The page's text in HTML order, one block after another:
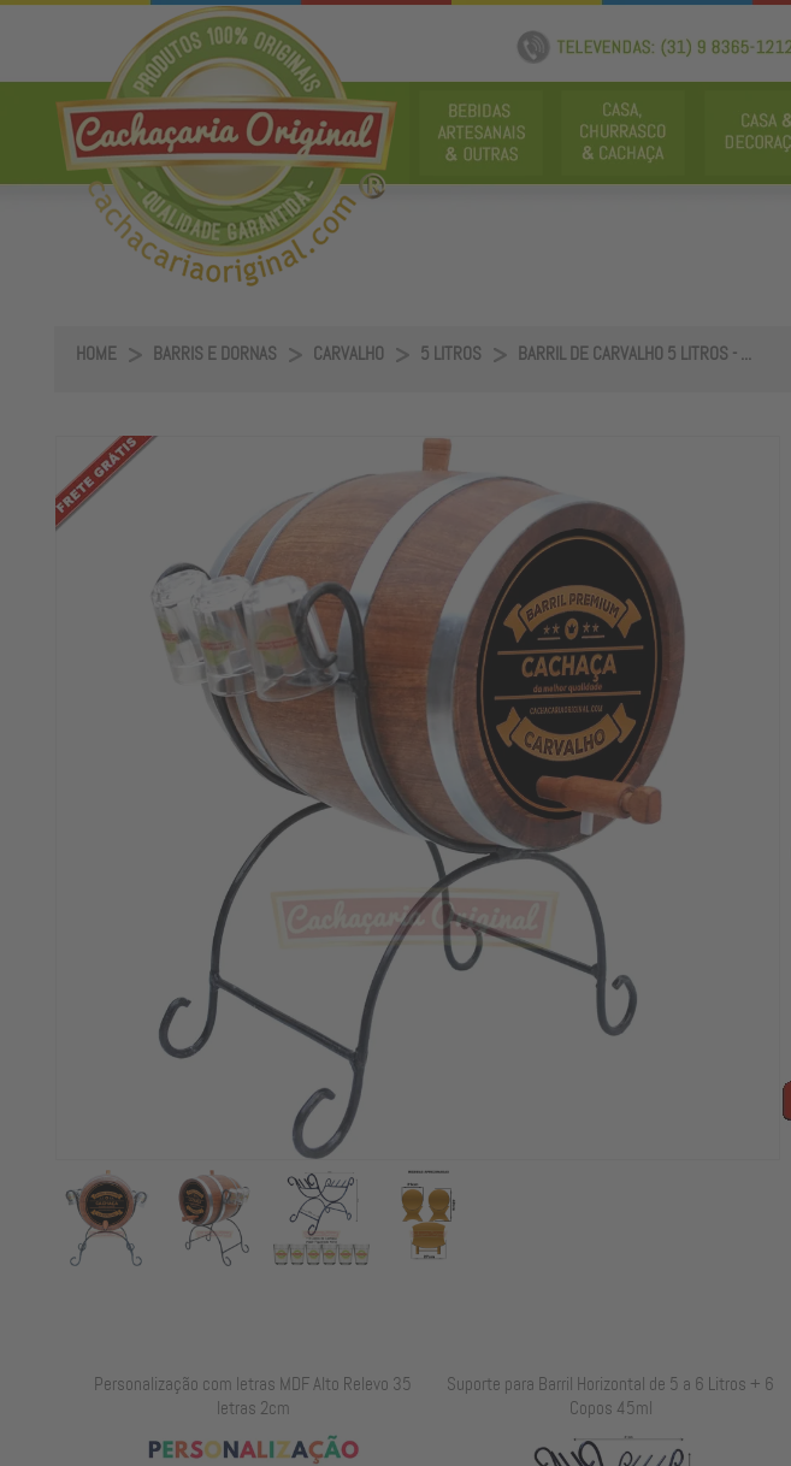
HOME BARRIS E DORNAS CARVALHO 5 LITROS BARRIL DE CARVALHO 5 LITROS - ...
Personalização com letras MDF Alto Relevo 35
letras 2cm
Suporte para Barril Horizontal de 5 a 6 Litros + 6
Copos 45ml